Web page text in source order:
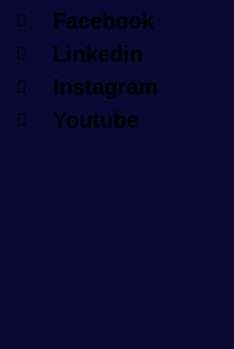
Facebook
Linkedin
Instagram
Youtube